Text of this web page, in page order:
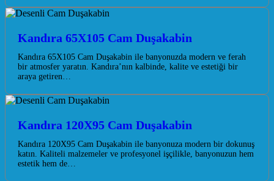
Kandıra 65X105 Cam Duşakabin
Kandıra 65X105 Cam Duşakabin ile banyonuzda modern ve ferah
bir atmosfer yaratın. Kandıra’nın kalbinde, kalite ve estetiği bir
araya getiren…
Kandıra 120X95 Cam Duşakabin
Kandıra 120X95 Cam Duşakabin ile banyonuza modern bir dokunuş
katın. Kaliteli malzemeler ve profesyonel işçilikle, banyonuzun hem
estetik hem de…